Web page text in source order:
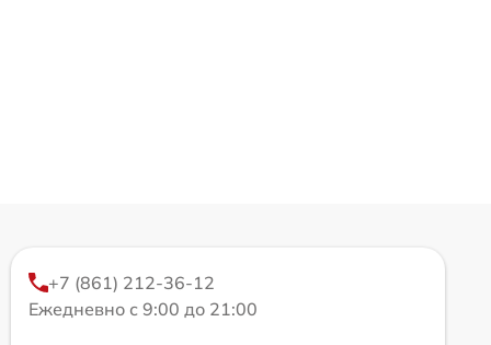
+7 (861) 212-36-12
Ежедневно с 9:00 до 21:00